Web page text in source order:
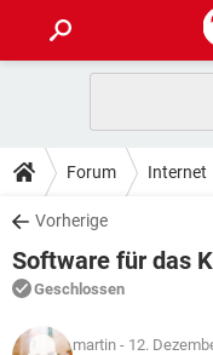
ANDROID
WINDOWS 10
WHATSAPP
FACEBOOK
TIPPS & TRICKS
SPIELE
WINDOWS 10
WHATSAPP
DOWNLOADS
SPIELE
ANDROID
WINDOWS 10
FORUM
SPIELE
LEXIKON
Forum Internet
Vorherige
Software für das
Geschlossen
martin - 12.